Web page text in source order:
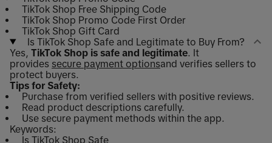
TikTok Shop Free Shipping Code
TikTok Shop Promo Code First Order
TikTok Shop Gift Card
Is TikTok Shop Safe and Legitimate to Buy From?
Yes, TikTok Shop is safe and legitimate. It
provides secure payment optionsand verifies sellers to
protect buyers.
Tips for Safety:
Purchase from verified sellers with positive reviews.
Read product descriptions carefully.
Use secure payment methods within the app.
Keywords:
Is TikTok Shop Safe